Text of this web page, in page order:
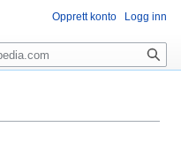
Opprett konto Logg inn